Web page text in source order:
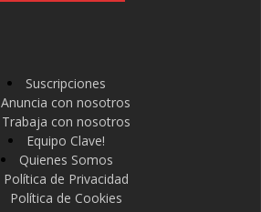
Suscripciones
Anuncia con nosotros
Trabaja con nosotros
Equipo Clave!
Quienes Somos
Política de Privacidad
Política de Cookies